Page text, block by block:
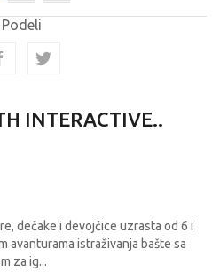
Podeli
INTERACTIVE..
dečake i devojčice uzrasta od 6 i
avanturama istraživanja bašte sa
za ig...